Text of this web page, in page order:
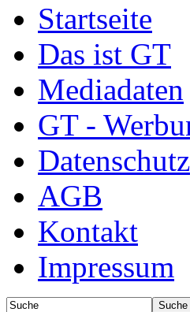
Startseite
Das ist GT
Mediadaten
GT -
Datenschutz
AGB
Kontakt
Impressum